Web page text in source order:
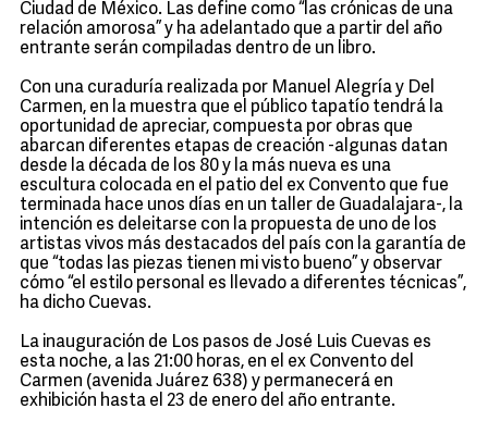
Ciudad de México. Las define como “las crónicas de una
relación amorosa” y ha adelantado que a partir del año
entrante serán compiladas dentro de un libro.
Con una curaduría realizada por Manuel Alegría y Del
Carmen, en la muestra que el público tapatío tendrá la
oportunidad de apreciar, compuesta por obras que
abarcan diferentes etapas de creación -algunas datan
desde la década de los 80 y la más nueva es una
escultura colocada en el patio del ex Convento que fue
terminada hace unos días en un taller de Guadalajara-, la
intención es deleitarse con la propuesta de uno de los
artistas vivos más destacados del país con la garantía de
que “todas las piezas tienen mi visto bueno” y observar
cómo “el estilo personal es llevado a diferentes técnicas”,
ha dicho Cuevas.
La inauguración de Los pasos de José Luis Cuevas es
esta noche, a las 21:00 horas, en el ex Convento del
Carmen (avenida Juárez 638) y permanecerá en
exhibición hasta el 23 de enero del año entrante.